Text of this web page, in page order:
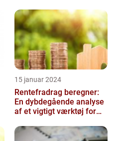
15 januar 2024
Rentefradrag beregner:
En dybdegående analyse
af et vigtigt værktøj for